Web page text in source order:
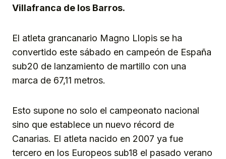
Villafranca de los Barros.
El atleta grancanario Magno Llopis se ha
convertido este sábado en campeón de España
sub20 de lanzamiento de martillo con una
marca de 67,11 metros.
Esto supone no solo el campeonato nacional
sino que establece un nuevo récord de
Canarias. El atleta nacido en 2007 ya fue
tercero en los Europeos sub18 el pasado verano